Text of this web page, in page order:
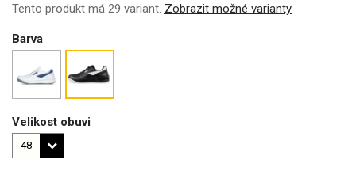
Tento produkt má 29 variant. Zobrazit možné varianty
Barva
Velikost obuvi